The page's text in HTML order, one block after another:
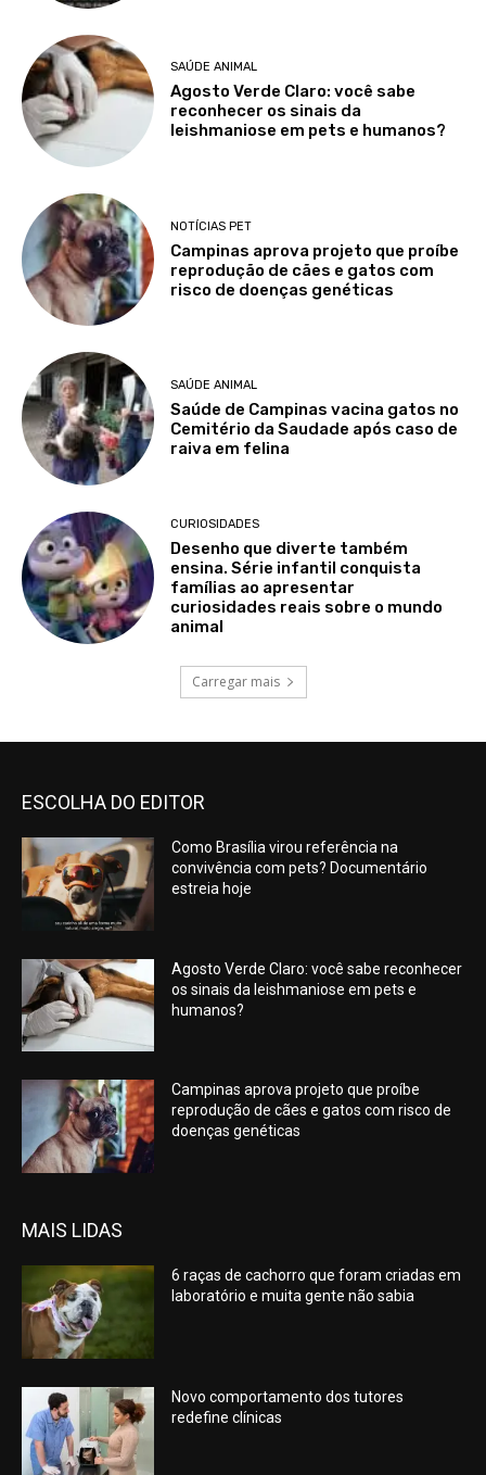
SAÚDE ANIMAL
Agosto Verde Claro: você sabe
reconhecer os sinais da
leishmaniose em pets e humanos?
NOTÍCIAS PET
Campinas aprova projeto que proíbe
reprodução de cães e gatos com
risco de doenças genéticas
SAÚDE ANIMAL
Saúde de Campinas vacina gatos no
Cemitério da Saudade após caso de
raiva em felina
CURIOSIDADES
Desenho que diverte também
ensina. Série infantil conquista
famílias ao apresentar
curiosidades reais sobre o mundo
animal
Carregar mais
ESCOLHA DO EDITOR
Como Brasília virou referência na
convivência com pets? Documentário
estreia hoje
Agosto Verde Claro: você sabe reconhecer
os sinais da leishmaniose em pets e
humanos?
Campinas aprova projeto que proíbe
reprodução de cães e gatos com risco de
doenças genéticas
MAIS LIDAS
6 raças de cachorro que foram criadas em
laboratório e muita gente não sabia
Novo comportamento dos tutores
redefine clínicas